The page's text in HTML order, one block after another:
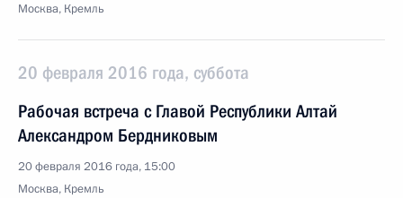
Москва, Кремль
20 февраля 2016 года, суббота
Рабочая встреча с Главой Республики Алтай
Александром Бердниковым
20 февраля 2016 года, 15:00
Москва, Кремль